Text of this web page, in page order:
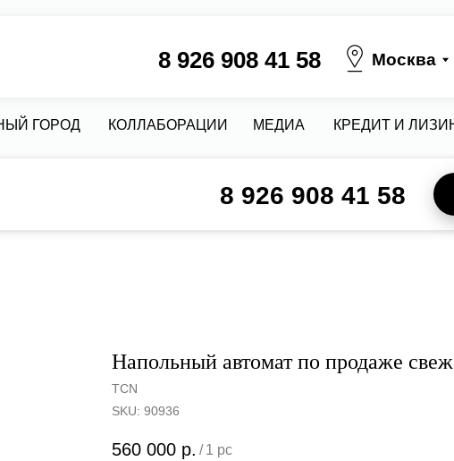
8 926 908 41 58 Москва
8 926 908 41 58
Напольный автомат по продаже
TCN
SKU: 90936
560 000 р. / 1 pc